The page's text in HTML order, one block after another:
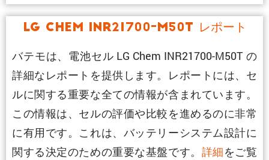
LG Chem INR21700-M50T レポート
バテモは、電池セル LG Chem INR21700-M50T の
詳細なレポートを提供します。レポートには、セ
ルに関する重要な全ての情報が含まれています。
この情報は、セルの評価や比較を進めるのに非常
に有用です。これは、バッテリーシステム設計に
関する決定のための重要な基盤です。 詳細をご覧